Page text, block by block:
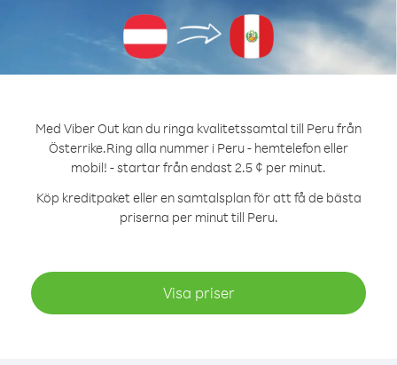
Med Viber Out kan du ringa kvalitetssamtal till Peru från
Österrike.Ring alla nummer i Peru - hemtelefon eller
mobil! - startar från endast 2.5 ¢ per minut.
Köp kreditpaket eller en samtalsplan för att få de bästa
priserna per minut till Peru.
Visa priser